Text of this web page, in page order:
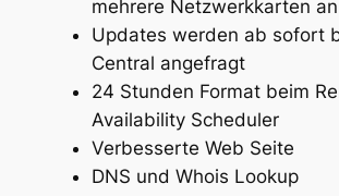
mehrere Netzwerkkarten an
Updates werden ab sofort
Central angefragt
24 Stunden Format beim
Availability Scheduler
Verbesserte Web Seite
DNS und Whois Lookup